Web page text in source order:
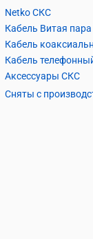
Netko СКС
Аксессуары СКС
Сняты с